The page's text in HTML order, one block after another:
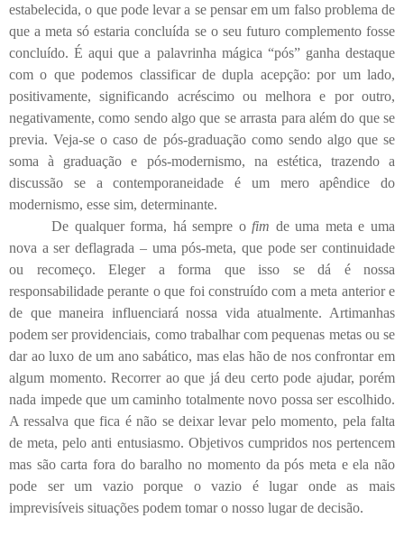
estabelecida, o que pode levar a se pensar em um falso problema de
que a meta só estaria concluída se o seu futuro complemento fosse
concluído. É aqui que a palavrinha mágica “pós” ganha destaque
com o que podemos classificar de dupla acepção: por um lado,
positivamente, significando acréscimo ou melhora e por outro,
negativamente, como sendo algo que se arrasta para além do que se
previa. Veja-se o caso de pós-graduação como sendo algo que se
soma à graduação e pós-modernismo, na estética, trazendo a
discussão se a contemporaneidade é um mero apêndice do
modernismo, esse sim, determinante.
De qualquer forma, há sempre o fim de uma meta e uma
nova a ser deflagrada – uma pós-meta, que pode ser continuidade
ou recomeço. Eleger a forma que isso se dá é nossa
responsabilidade perante o que foi construído com a meta anterior e
de que maneira influenciará nossa vida atualmente. Artimanhas
podem ser providenciais, como trabalhar com pequenas metas ou se
dar ao luxo de um ano sabático, mas elas hão de nos confrontar em
algum momento. Recorrer ao que já deu certo pode ajudar, porém
nada impede que um caminho totalmente novo possa ser escolhido.
A ressalva que fica é não se deixar levar pelo momento, pela falta
de meta, pelo anti entusiasmo. Objetivos cumpridos nos pertencem
mas são carta fora do baralho no momento da pós meta e ela não
pode ser um vazio porque o vazio é lugar onde as mais
imprevisíveis situações podem tomar o nosso lugar de decisão.